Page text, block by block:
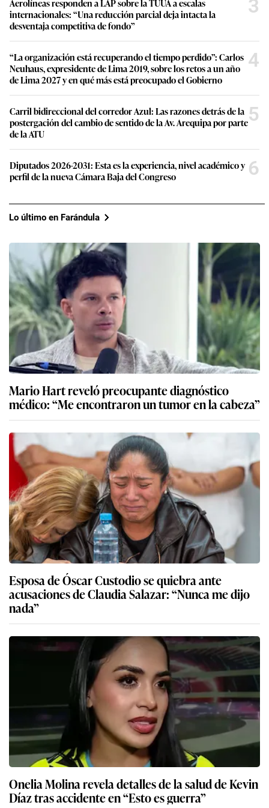
Aerolíneas responden a LAP sobre la TUUA a escalas
internacionales: “Una reducción parcial deja intacta la
desventaja competitiva de fondo”
3
“La organización está recuperando el tiempo perdido”: Carlos
Neuhaus, expresidente de Lima 2019, sobre los retos a un año
de Lima 2027 y en qué más está preocupado el Gobierno
4
Carril bidireccional del corredor Azul: Las razones detrás de la
postergación del cambio de sentido de la Av. Arequipa por parte
de la ATU
5
Diputados 2026-2031: Esta es la experiencia, nivel académico y
perfil de la nueva Cámara Baja del Congreso
6
Lo último en Farándula
Mario Hart reveló preocupante diagnóstico
médico: “Me encontraron un tumor en la cabeza”
Esposa de Óscar Custodio se quiebra ante
acusaciones de Claudia Salazar: “Nunca me dijo
nada”
Onelia Molina revela detalles de la salud de Kevin
Díaz tras accidente en “Esto es guerra”